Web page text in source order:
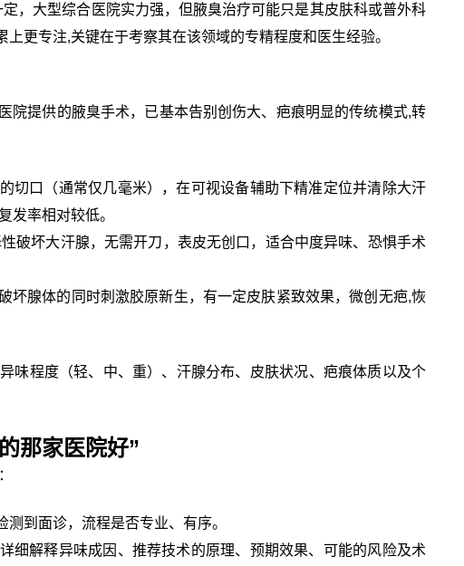
，大型综合医院实力强，但腋臭治疗可能只是其皮肤科或普外科
更专注,关键在于考察其在该领域的专精程度和医生经验。
院提供的腋臭手术，已基本告别创伤大、疤痕明显的传统模式,转
切口（通常仅几毫米），在可视设备辅助下精准定位并清除大汗
发率相对较低。
破坏大汗腺，无需开刀，表皮无创口，适合中度异味、恐惧手术
坏腺体的同时刺激胶原新生，有一定皮肤紧致效果，微创无疤,恢
味程度（轻、中、重）、汗腺分布、皮肤状况、疤痕体质以及个
那家医院好”
到面诊，流程是否专业、有序。
细解释异味成因、推荐技术的原理、预期效果、可能的风险及术